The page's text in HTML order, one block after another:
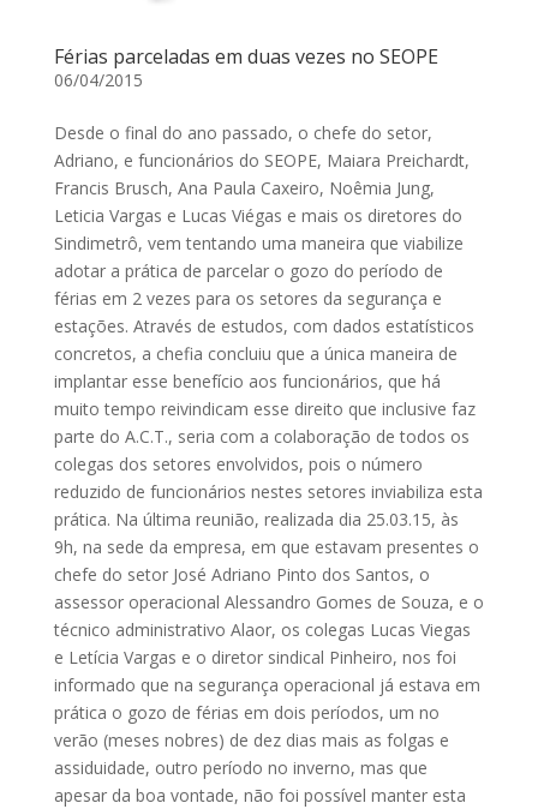
Férias parceladas em duas vezes no SEOPE
06/04/2015
Desde o final do ano passado, o chefe do setor,
Adriano, e funcionários do SEOPE, Maiara Preichardt,
Francis Brusch, Ana Paula Caxeiro, Noêmia Jung,
Leticia Vargas e Lucas Viégas e mais os diretores do
Sindimetrô, vem tentando uma maneira que viabilize
adotar a prática de parcelar o gozo do período de
férias em 2 vezes para os setores da segurança e
estações. Através de estudos, com dados estatísticos
concretos, a chefia concluiu que a única maneira de
implantar esse benefício aos funcionários, que há
muito tempo reivindicam esse direito que inclusive faz
parte do A.C.T., seria com a colaboração de todos os
colegas dos setores envolvidos, pois o número
reduzido de funcionários nestes setores inviabiliza esta
prática. Na última reunião, realizada dia 25.03.15, às
9h, na sede da empresa, em que estavam presentes o
chefe do setor José Adriano Pinto dos Santos, o
assessor operacional Alessandro Gomes de Souza, e o
técnico administrativo Alaor, os colegas Lucas Viegas
e Letícia Vargas e o diretor sindical Pinheiro, nos foi
informado que na segurança operacional já estava em
prática o gozo de férias em dois períodos, um no
verão (meses nobres) de dez dias mais as folgas e
assiduidade, outro período no inverno, mas que
apesar da boa vontade, não foi possível manter esta